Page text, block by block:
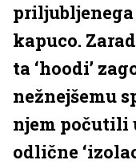
kapuco.
ta ‘hoodi’
nežnejšemu
njem počutili
odlične